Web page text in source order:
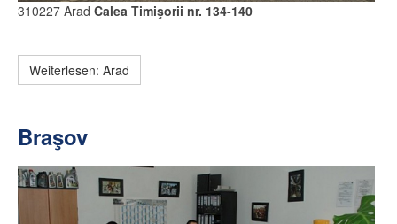
310227 Arad Calea Timişorii nr. 134-140
Weiterlesen: Arad
Braşov